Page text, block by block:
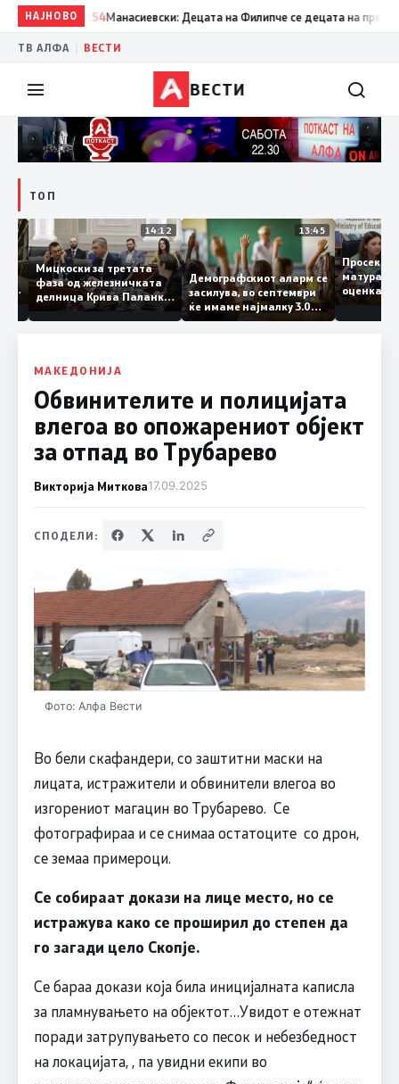
НАЈНОВО
09:54 Манасиевски: Децата на Филипче се децата на
ТВ АЛФА ВЕСТИ
ВЕСТИ
ТОП
15:20
Во
14:12
Мицкоски за третата
фаза од железничката
делница Крива Паланка
– Деве Баир: Проектот
нема да заврши на
целина
13:45
Демографскиот аларм се
засилува, во септември
ќе имаме најмалку 3.000
првачиња помалку
МАКЕДОНИЈА
Обвинителите и полицијата
влегоа во опожарениот објект
за отпад во Трубарево
Викторија Миткова17.09.2025
СПОДЕЛИ:
Фото: Алфа Вести
Во бели скафандери, со заштитни маски на
лицата, истражители и обвинители влегоа во
изгорениот магацин во Трубарево. Се
фотографираа и се снимаа остатоците со дрон,
се земаа примероци.
Се собираат докази на лице место, но се
истражува како се проширил до степен да
го загади цело Скопје.
Се бараа докази која била иницијалната каписла
за пламнувањето на објектот…Увидот е отежнат
поради затрупувањето со песок и небезбедност
на локацијата, , па увидни екипи во